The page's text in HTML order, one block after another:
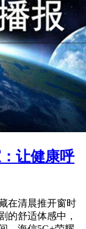
让健康呼
在清晨推开窗时
的舒适体感中，